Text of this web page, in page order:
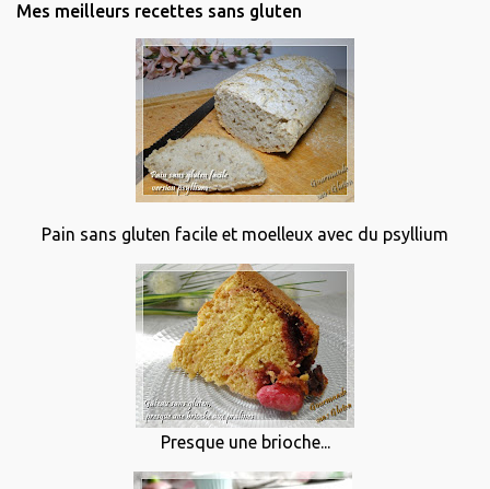
Mes meilleurs recettes sans gluten
Pain sans gluten facile et moelleux avec du psyllium
Presque une brioche...